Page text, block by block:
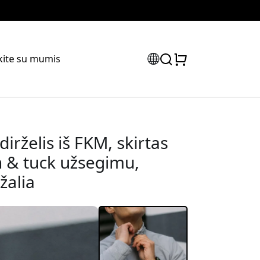
su mumis
iš FKM, skirtas
& tuck užsegimu,